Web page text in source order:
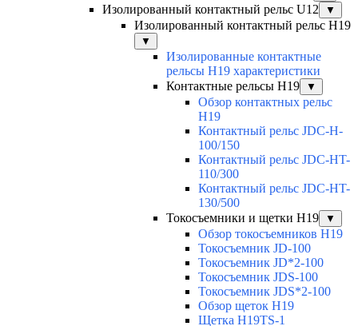
Изолированный контактный рельс U12 ▼
Изолированный контактный рельс Н19
▼
Изолированные контактные
рельсы Н19 характеристики
Контактные рельсы H19
▼
Обзор контактных рельс
H19
Контактный рельс JDC-H-
100/150
Контактный рельс JDC-HT-
110/300
Контактный рельс JDC-HT-
130/500
Токосъемники и щетки H19
▼
Обзор токосъемников H19
Токосъемник JD-100
Токосъемник JD*2-100
Токосъемник JDS-100
Токосъемник JDS*2-100
Обзор щеток H19
Щетка H19TS-1